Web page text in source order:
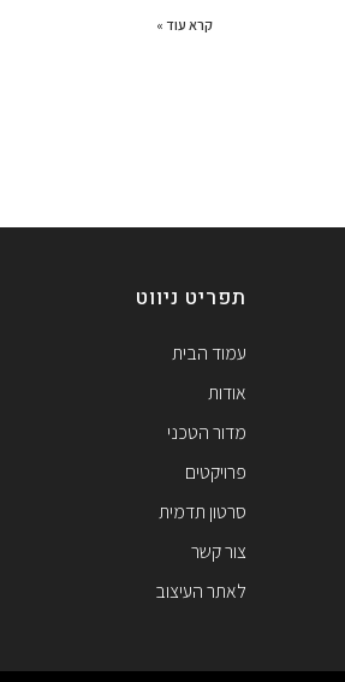
קרא עוד »
תפריט ניווט
עמוד הבית
אודות
מדור הטכני
פרויקטים
סרטון תדמית
צור קשר
לאתר העיצוב